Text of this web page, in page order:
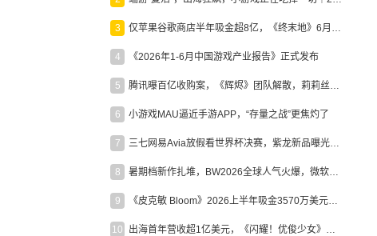
3 仅苹果谷歌商店半年吸金超8亿，《终末地》6月份收入显著回暖
4 《2026年1-6月中国游戏产业报告》正式发布
5 腾讯曝百亿收购案，《辉烬》团队解散，莉莉丝新作曝光｜陀螺周报
6 小游戏MAU逼近手游APP，“存量之战”更焦灼了
7 三七网易Avia放假看世界杯决赛，紫龙新品曝光，米哈游新作上线 | 陀螺周报
8 暑期档新作扎堆，BW2026全球人气火爆，微软XBOX大裁员|陀螺周报
9 《皮克敏 Bloom》2026上半年吸金3570万美元，中国台湾成最大市场
10 出海首年营收超1亿美元，《闪耀！优俊少女》美国市场占比达七成